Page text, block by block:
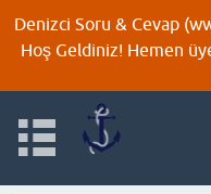
Denizci Soru & Cevap
Hoş Geldiniz! Hemen